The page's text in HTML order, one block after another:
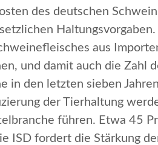
des deutschen
aus
und damit auch die Zahl
in den letzten sieben
der Tierhaltung
führen. Etwa 45
ISD fordert die Stärkung